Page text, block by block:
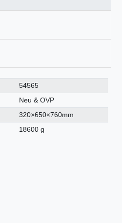
54565
Neu & OVP
320×650×760mm
18600 g